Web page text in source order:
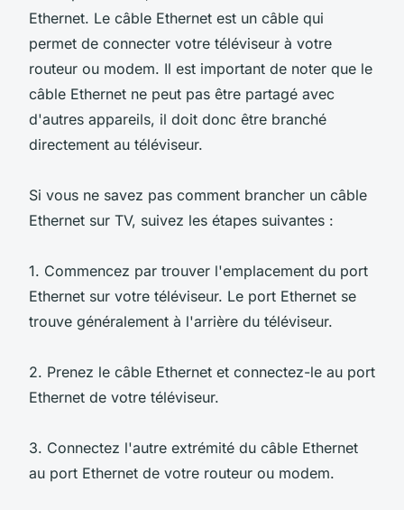
Ethernet. Le câble Ethernet est un câble qui
permet de connecter votre téléviseur à votre
routeur ou modem. Il est important de noter que le
câble Ethernet ne peut pas être partagé avec
d'autres appareils, il doit donc être branché
directement au téléviseur.
Si vous ne savez pas comment brancher un câble
Ethernet sur TV, suivez les étapes suivantes :
1. Commencez par trouver l'emplacement du port
Ethernet sur votre téléviseur. Le port Ethernet se
trouve généralement à l'arrière du téléviseur.
2. Prenez le câble Ethernet et connectez-le au port
Ethernet de votre téléviseur.
3. Connectez l'autre extrémité du câble Ethernet
au port Ethernet de votre routeur ou modem.